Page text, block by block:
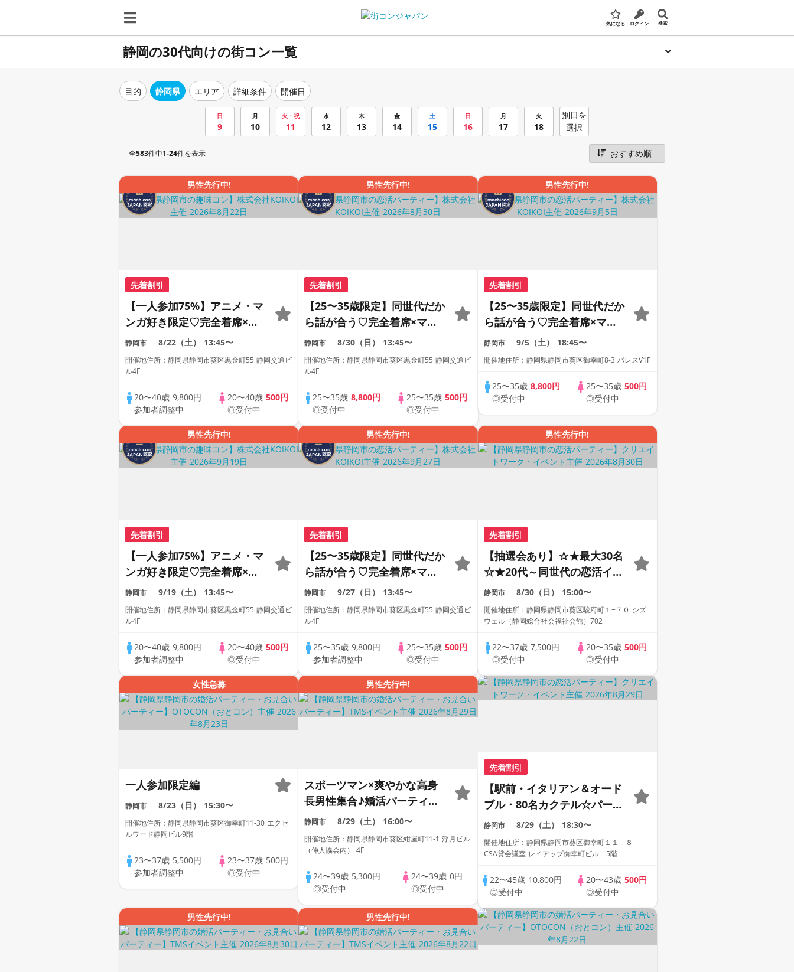
気になる ログイン 検索
静岡の30代向けの街コン一覧
目的 静岡県 エリア 詳細条件 開催日
日
9
月
10
火・祝
11
水
12
木
13
金
14
土
15
日
16
月
17
火
18
別日を
選択
全583件中1-24件を表示
男性先行中!
先着割引
【一人参加75%】アニメ・マ
ンガ好き限定♡完全着席×マ
ッチングゲーム付きアニメコ
ン
静岡市 8/22（土） 13:45〜
開催地住所：静岡県静岡市葵区黒金町55 静岡交通ビ
ル4F
20〜40歳 9,800円
参加者調整中
20〜40歳 500円
◎受付中
男性先行中!
先着割引
【25〜35歳限定】同世代だか
ら話が合う♡完全着席×マッ
チングゲーム付きマッチング
コン
静岡市 8/30（日） 13:45〜
開催地住所：静岡県静岡市葵区黒金町55 静岡交通ビ
ル4F
25〜35歳8,800円
◎受付中
25〜35歳500円
◎受付中
男性先行中!
先着割引
【25〜35歳限定】同世代だか
ら話が合う♡完全着席×マッ
チングゲーム付きマッチング
コン
静岡市 9/5（土） 18:45〜
開催地住所：静岡県静岡市葵区御幸町8-3 パレスV1F
25〜35歳 8,800円
◎受付中
25〜35歳 500円
◎受付中
男性先行中!
先着割引
【一人参加75%】アニメ・マ
ンガ好き限定♡完全着席×マ
ッチングゲーム付きアニメコ
ン
静岡市 9/19（土） 13:45〜
開催地住所：静岡県静岡市葵区黒金町55 静岡交通ビ
ル4F
20〜40歳 9,800円
参加者調整中
20〜40歳 500円
◎受付中
男性先行中!
先着割引
【25〜35歳限定】同世代だか
ら話が合う♡完全着席×マッ
チングゲーム付きマッチング
コン
静岡市 9/27（日） 13:45〜
開催地住所：静岡県静岡市葵区黒金町55 静岡交通ビ
ル4F
25〜35歳 9,800円
参加者調整中
25〜35歳500円
◎受付中
男性先行中!
先着割引
【抽選会あり】☆★最大30名
☆★20代～同世代の恋活イベ
ント！
静岡市 8/30（日） 15:00〜
開催地住所：静岡県静岡市葵区駿府町１−７０ シズ
ウェル（静岡総合社会福祉会館）702
22〜37歳7,500円
◎受付中
20〜35歳 500円
◎受付中
女性急募
一人参加限定編
静岡市 8/23（日） 15:30〜
開催地住所：静岡県静岡市葵区御幸町11-30 エクセ
ルワード静岡ビル9階
23〜37歳 5,500円
参加者調整中
23〜37歳 500円
◎受付中
男性先行中!
スポーツマン×爽やかな高身
長男性集合♪婚活パーティ
ー・街コン ～真剣な出会い
～
静岡市 8/29（土） 16:00〜
開催地住所：静岡県静岡市葵区紺屋町11-1 浮月ビル
（仲人協会内） 4F
24〜39歳 5,300円
◎受付中
24〜39歳0円
◎受付中
先着割引
【駅前・イタリアン＆オード
ブル・80名カクテル☆パーテ
ィー】★ディズニーペアチケ
ットも当たる豪華抽選会★
静岡市 8/29（土） 18:30〜
開催地住所：静岡県静岡市葵区御幸町１１－８
CSA貸会議室 レイアップ御幸町ビル 5階
22〜45歳 10,800円
◎受付中
20〜43歳 500円
◎受付中
男性先行中! 男性先行中!